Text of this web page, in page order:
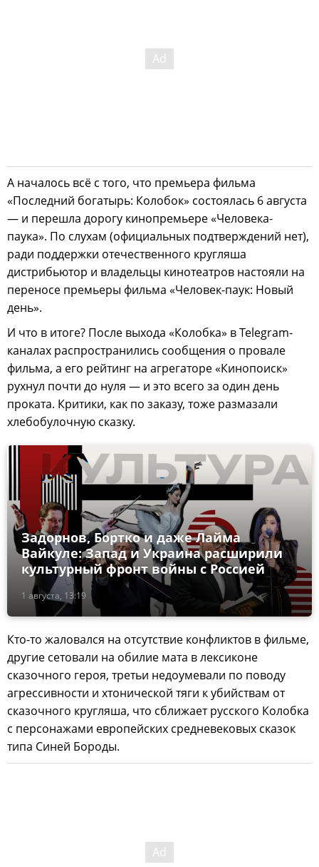
А началось всё с того, что премьера фильма
«Последний богатырь: Колобок» состоялась 6 августа
— и перешла дорогу кинопремьере «Человека-
паука». По слухам (официальных подтверждений нет),
ради поддержки отечественного кругляша
дистрибьютор и владельцы кинотеатров настояли на
переносе премьеры фильма «Человек-паук: Новый
день».
И что в итоге? После выхода «Колобка» в Telegram-
каналах распространились сообщения о провале
фильма, а его рейтинг на агрегаторе «Кинопоиск»
рухнул почти до нуля — и это всего за один день
проката. Критики, как по заказу, тоже размазали
хлебобулочную сказку.
1 августа, 13:19
Задорнов, Бортко и даже Лайма
Вайкуле: Запад и Украина расширили
культурный фронт войны с Россией
Кто-то жаловался на отсутствие конфликтов в фильме,
другие сетовали на обилие мата в лексиконе
сказочного героя, третьи недоумевали по поводу
агрессивности и хтонической тяги к убийствам от
сказочного кругляша, что сближает русского Колобка
с персонажами европейских средневековых сказок
типа Синей Бороды.